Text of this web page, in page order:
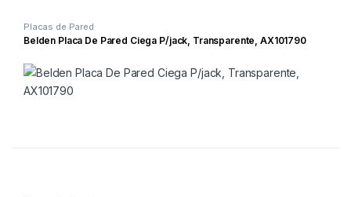
Placas de Pared
Belden Placa De Pared Ciega P/jack, Transparente, AX101790